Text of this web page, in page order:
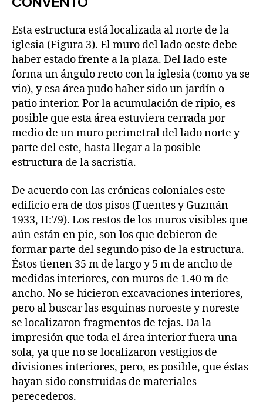
Esta estructura está localizada al norte de la
iglesia (Figura 3). El muro del lado oeste debe
haber estado frente a la plaza. Del lado este
forma un ángulo recto con la iglesia (como ya se
vio), y esa área pudo haber sido un jardín o
patio interior. Por la acumulación de ripio, es
posible que esta área estuviera cerrada por
medio de un muro perimetral del lado norte y
parte del este, hasta llegar a la posible
estructura de la sacristía.
De acuerdo con las crónicas coloniales este
edificio era de dos pisos (Fuentes y Guzmán
1933, II:79). Los restos de los muros visibles que
aún están en pie, son los que debieron de
formar parte del segundo piso de la estructura.
Éstos tienen 35 m de largo y 5 m de ancho de
medidas interiores, con muros de 1.40 m de
ancho. No se hicieron excavaciones interiores,
pero al buscar las esquinas noroeste y noreste
se localizaron fragmentos de tejas. Da la
impresión que toda el área interior fuera una
sola, ya que no se localizaron vestigios de
divisiones interiores, pero, es posible, que éstas
hayan sido construidas de materiales
perecederos.